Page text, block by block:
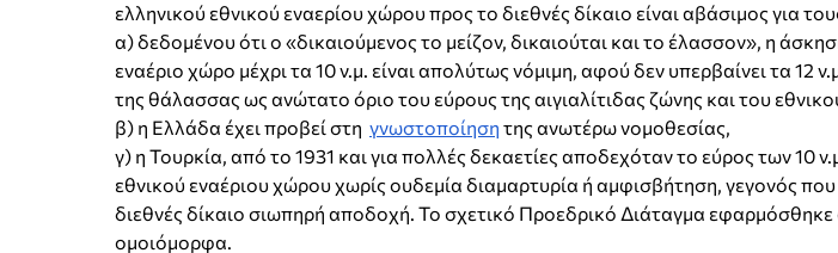
ελληνικού εθνικού εναερίου χώρου προς το διεθνές δίκαιο είναι αβάσιμος για
α) δεδομένου ότι ο «δικαιούμενος το μείζον, δικαιούται και το έλασσον», η
εναέριο χώρο μέχρι τα 10 ν.μ. είναι απολύτως νόμιμη, αφού δεν υπερβαίνει τα 12
της θάλασσας ως ανώτατο όριο του εύρους της αιγιαλίτιδας ζώνης και του
β) η Ελλάδα έχει προβεί στη γνωστοποίηση της ανωτέρω νομοθεσίας,
γ) η Τουρκία, από το 1931 και για πολλές δεκαετίες αποδεχόταν το εύρος των 10
εθνικού εναέριου χώρου χωρίς ουδεμία διαμαρτυρία ή αμφισβήτηση, γεγονός
διεθνές δίκαιο σιωπηρή αποδοχή. Το σχετικό Προεδρικό Διάταγμα εφαρμόσθηκε
ομοιόμορφα.